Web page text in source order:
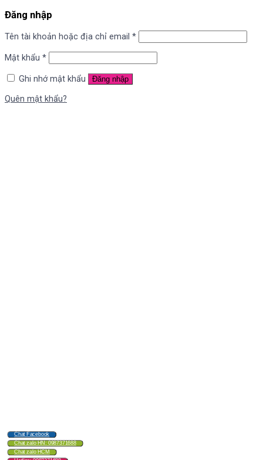
Đăng nhập
Tên tài khoản hoặc địa chỉ email *
Mật khẩu *
Ghi nhớ mật khẩu Đăng nhập
Quên mật khẩu?
Chat Facebook
Chat zalo HN: 0987371688
Chat zalo HCM